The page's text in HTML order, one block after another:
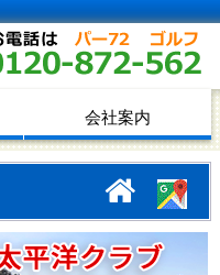
会社案内